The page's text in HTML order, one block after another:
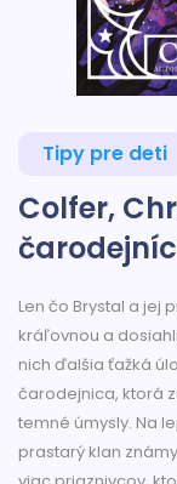
Tipy pre deti
Colfer,
Len čo Brystal a jej
kráľovnou a
nich ďalšia ťažká
čarodejnica, ktorá
temné úmysly. Na
prastarý klan